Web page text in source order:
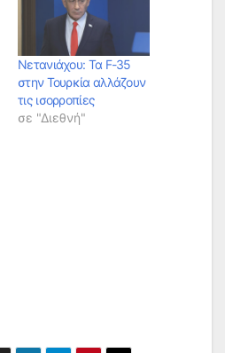
Νετανιάχου: Τα F-35
στην Τουρκία αλλάζουν
τις ισορροπίες
σε "Διεθνή"